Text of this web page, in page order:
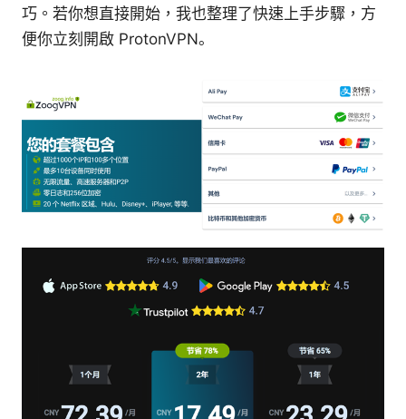
巧。若你想直接開始，我也整理了快速上手步驟，方
便你立刻開啟 ProtonVPN。